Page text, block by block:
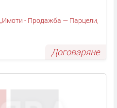
„Имоти - Продажба — Парцели,
Договаряне